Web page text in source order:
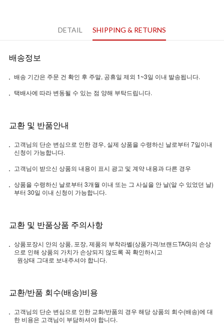
DETAIL SHIPPING & RETURNS
배송정보
배송 기간은 주문 건 확인 후 주말, 공휴일 제외 1~3일 이내 발송됩니다.
택배사에 따라 변동될 수 있는 점 양해 부탁드립니다.
교환 및 반품안내
고객님의 단순 변심으로 인한 경우, 실제 상품을 수령하신 날로부터 7일이내
신청이 가능합니다.
고객님이 받으신 상품의 내용이 표시 광고 및 계약 내용과 다른 경우
상품을 수령하신 날로부터 3개월 이내 또는 그 사실을 안 날(알 수 있었던 날)
부터 30일 이내 신청이 가능합니다.
교환 및 반품상품 주의사항
상품포장시 안의 상품, 포장, 제품의 부착라벨(상품가격/브랜드TAG)의 손상
으로 인해 상품의 가치가 손상되지 않도록 꼭 확인하시고
원상태 그대로 보내주셔야 합니다.
교환/반품 회수(배송)비용
고객님의 단순 변심으로 인한 교화/반품의 경우 해당 상품의 회수(배송)에 대
한 비용은 고객님이 부담하셔야 합니다.